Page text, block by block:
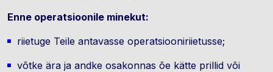
Enne operatsioonile minekut:
riietuge Teile antavasse operatsiooniriietusse;
võtke ära ja andke osakonnas õe kätte prillid või